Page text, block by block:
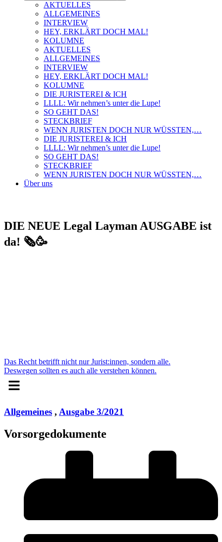
AKTUELLES
ALLGEMEINES
INTERVIEW
HEY, ERKLÄRT DOCH MAL!
KOLUMNE
AKTUELLES
ALLGEMEINES
INTERVIEW
HEY, ERKLÄRT DOCH MAL!
KOLUMNE
DIE JURISTEREI & ICH
LLLL: Wir nehmen’s unter die Lupe!
SO GEHT DAS!
STECKBRIEF
WENN JURISTEN DOCH NUR WÜSSTEN,…
DIE JURISTEREI & ICH
LLLL: Wir nehmen’s unter die Lupe!
SO GEHT DAS!
STECKBRIEF
WENN JURISTEN DOCH NUR WÜSSTEN,…
Über uns
DIE NEUE Legal Layman AUSGABE ist
da! 🗞️🥳
Das Recht betrifft nicht nur Jurist:innen, sondern alle.
Deswegen sollten es auch alle verstehen können.
Menü
Allgemeines , Ausgabe 3/2021
Vorsorgedokumente